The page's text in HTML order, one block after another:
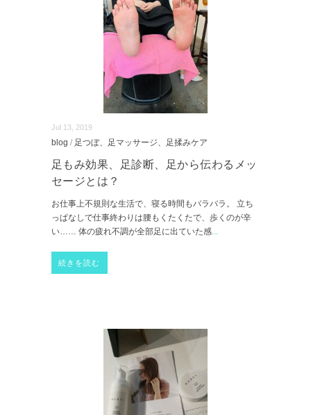
Jul 13, 2019
blog / 足つぼ、足マッサージ、足揉みケア
足もみ効果、足診断、足から伝わるメッ
セージとは？
お仕事上不規則な生活で、寝る時間もバラバラ。 立ち
っぱなしで仕事終わりは腰もくたくたで、歩くのが辛
い…… 体の疲れ不調が全部足に出ていた感...
続きを読む